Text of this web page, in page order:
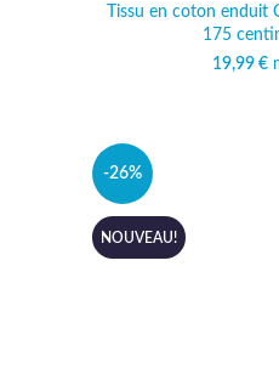
Tissu en coton enduit
175
19,99 €
-26%
NOUVEAU!